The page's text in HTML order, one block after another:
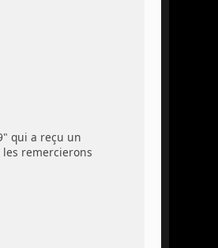
qui a reçu un
les remercierons